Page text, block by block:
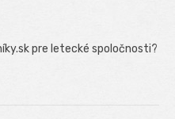
pre letecké spoločnosti?